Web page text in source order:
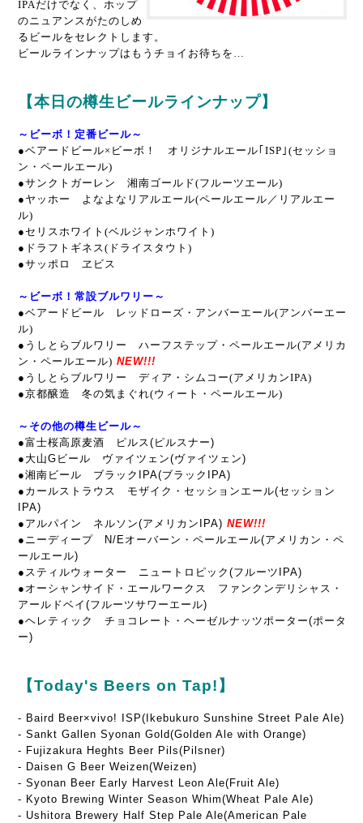
IPAだけでなく、ホップ
のニュアンスがたのしめ
るビールをセレクトします。
ビールラインナップはもうチョイお待ちを…
【本日の樽生ビールラインナップ】
～ビーボ！定番ビール～
●ベアードビール×ビーボ！ オリジナルエール｢ISP｣(セッショ
ン・ペールエール)
●サンクトガーレン 湘南ゴールド(フルーツエール)
●ヤッホー よなよなリアルエール(ペールエール／リアルエー
ル)
●セリスホワイト(ベルジャンホワイト)
●ドラフトギネス(ドライスタウト)
●サッポロ ヱビス
～ビーボ！常設ブルワリー～
●ベアードビール レッドローズ・アンバーエール(アンバーエー
ル)
●うしとらブルワリー ハーフステップ・ペールエール(アメリカ
ン・ペールエール) NEW!!!
●うしとらブルワリー ディア・シムコー(アメリカンIPA)
●京都醸造 冬の気まぐれ(ウィート・ペールエール)
～その他の樽生ビール～
●富士桜高原麦酒 ピルス(ピルスナー)
●大山Gビール ヴァイツェン(ヴァイツェン)
●湘南ビール ブラックIPA(ブラックIPA)
●カールストラウス モザイク・セッションエール(セッション
IPA)
●アルパイン ネルソン(アメリカンIPA) NEW!!!
●ニーディープ N/Eオーバーン・ペールエール(アメリカン・ペ
ールエール)
●スティルウォーター ニュートロピック(フルーツIPA)
●オーシャンサイド・エールワークス ファンクンデリシャス・
アールドベイ(フルーツサワーエール)
●ヘレティック チョコレート・ヘーゼルナッツポーター(ポータ
ー)
【Today's Beers on Tap!】
- Baird Beer×vivo! ISP(Ikebukuro Sunshine Street Pale Ale)
- Sankt Gallen Syonan Gold(Golden Ale with Orange)
- Fujizakura Heghts Beer Pils(Pilsner)
- Daisen G Beer Weizen(Weizen)
- Syonan Beer Early Harvest Leon Ale(Fruit Ale)
- Kyoto Brewing Winter Season Whim(Wheat Pale Ale)
- Ushitora Brewery Half Step Pale Ale(American Pale